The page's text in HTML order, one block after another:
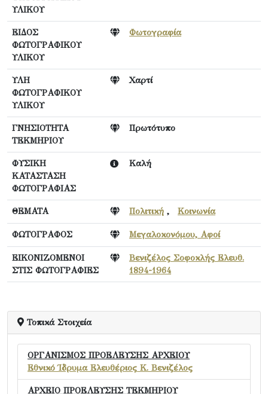
ΥΛΙΚΟΥ
ΕΙΔΟΣ
ΦΩΤΟΓΡΑΦΙΚΟΥ
ΥΛΙΚΟΥ
Φωτογραφία
ΥΛΗ
ΦΩΤΟΓΡΑΦΙΚΟΥ
ΥΛΙΚΟΥ
Χαρτί
ΓΝΗΣΙΟΤΗΤΑ
ΤΕΚΜΗΡΙΟΥ
Πρωτότυπο
ΦΥΣΙΚΗ
ΚΑΤΑΣΤΑΣΗ
ΦΩΤΟΓΡΑΦΙΑΣ
Καλή
ΘΕΜΑΤΑ Πολιτική , Κοινωνία
ΦΩΤΟΓΡΑΦΟΣ Μεγαλοκονόμου, Αφοί
ΕΙΚΟΝΙΖΟΜΕΝΟΙ
ΣΤΙΣ ΦΩΤΟΓΡΑΦΙΕΣ
Βενιζέλος Σοφοκλής Ελευθ.
1894-1964
Τοπικά Στοιχεία
ΟΡΓΑΝΙΣΜΟΣ ΠΡΟΕΛΕΥΣΗΣ ΑΡΧΕΙΟΥ
Εθνικό Ίδρυμα Ελευθέριος Κ. Βενιζέλος
ΑΡΧΕΙΟ ΠΡΟΕΛΕΥΣΗΣ ΤΕΚΜΗΡΙΟΥ